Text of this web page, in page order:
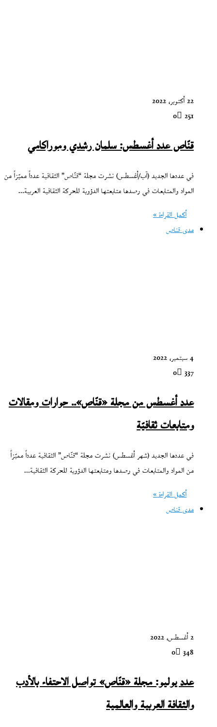
22 أكتوبر، 2022
0 251
قنّاص عدد أغسطس: سلمان رشدي وموراكامي
في عددها الجديد (آب/أغسطس) نشرت مجلة “قنّاص” الثقافية عدداً مميّزاً من
المواد والمتابعات في رصدها متابعتها الدؤوبة للحركة الثقافية العربية…
أكمل القراءة »
مدى قناص
4 سبتمبر، 2022
0 337
عدد أغسطس من مجلة «قنّاص».. حوارات ومقالات
ومتابعات ثقافيّة
في عددها الجديد (شهر أغسطس) نشرت مجلة “قنّاص” الثقافية عدداً مميّزاً
من المواد والمتابعات في رصدها ومتابعتها الدؤوبة للحركة الثقافية…
أكمل القراءة »
مدى قناص
2 أغسطس، 2022
0 348
عدد يوليو: مجلة «قنّاص» تواصل الاحتفاء بالأدب
والثقافة العربية والعالمية